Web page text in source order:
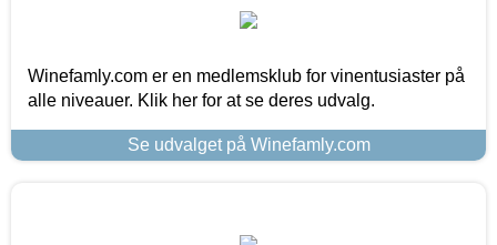
Winefamly.com er en medlemsklub for vinentusiaster på
alle niveauer. Klik her for at se deres udvalg.
Se udvalget på Winefamly.com